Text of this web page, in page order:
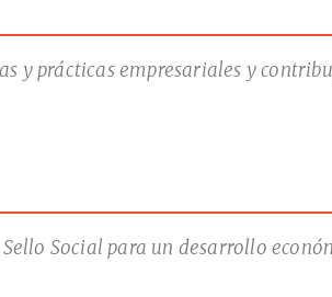
y prácticas empresariales y
Social para un desarrollo